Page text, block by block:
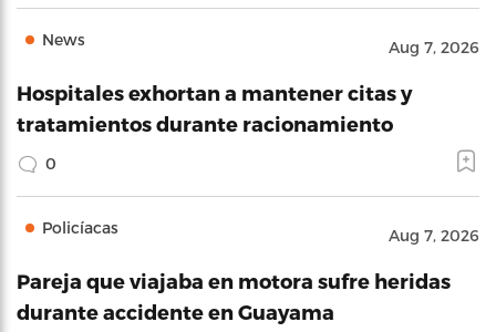
News Aug 7, 2026
Hospitales exhortan a mantener citas y
tratamientos durante racionamiento
0
Policíacas Aug 7, 2026
Pareja que viajaba en motora sufre heridas
durante accidente en Guayama